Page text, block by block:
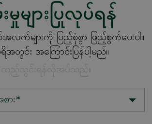
မှုများပြုလုပ်ရန်
လက်များကို ပြည့်စုံစွာ ဖြည့်စွက်ပေးပါ။
အတွင်း အကြောင်းပြန်ပါ့မည်။
ည့်သွင်းရန်လိုအပ်သည်။
ား*